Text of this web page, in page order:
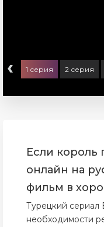
‹ 1 серия 2 серия
Если король
онлайн на
фильм в
Турецкий сериал
необходимости